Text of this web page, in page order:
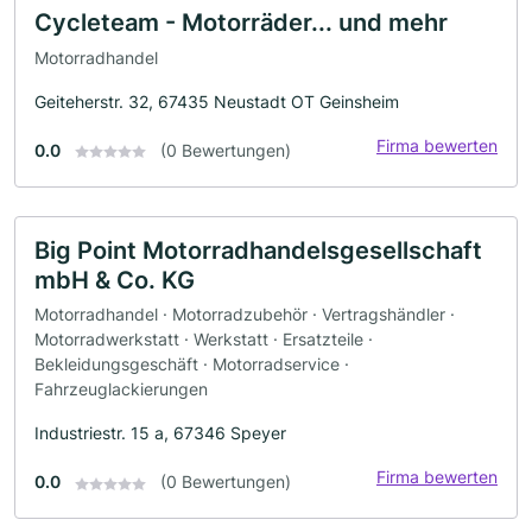
Cycleteam - Motorräder... und mehr
Motorradhandel
Geiteherstr. 32, 67435 Neustadt OT Geinsheim
0.0 (0 Bewertungen) Firma bewerten
Big Point Motorradhandelsgesellschaft
mbH & Co. KG
Motorradhandel · Motorradzubehör · Vertragshändler ·
Motorradwerkstatt · Werkstatt · Ersatzteile ·
Bekleidungsgeschäft · Motorradservice ·
Fahrzeuglackierungen
Industriestr. 15 a, 67346 Speyer
0.0 (0 Bewertungen) Firma bewerten